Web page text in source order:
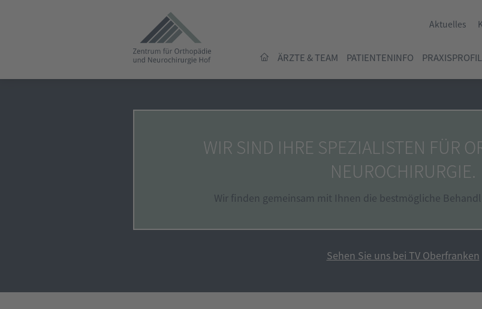
Aktuelles
ÄRZTE & TEAM PATIENTENINFO PRAXISPROFIL
WIR SIND IHRE SPEZIALISTEN FÜR
NEUROCHIRURGIE.
Wir finden gemeinsam mit Ihnen die bestmögliche
Sehen Sie uns bei TV Oberfranken